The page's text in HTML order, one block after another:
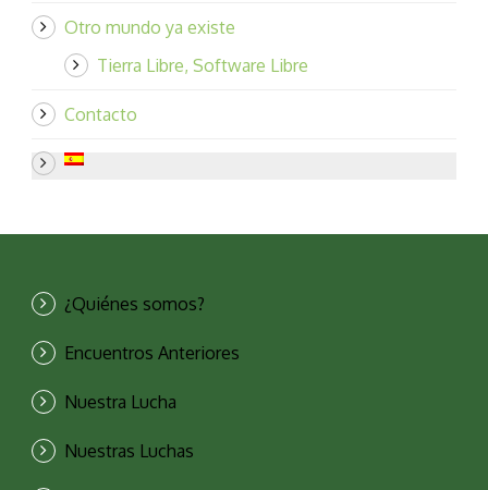
Otro mundo ya existe
Tierra Libre, Software Libre
Contacto
¿Quiénes somos?
Encuentros Anteriores
Nuestra Lucha
Nuestras Luchas